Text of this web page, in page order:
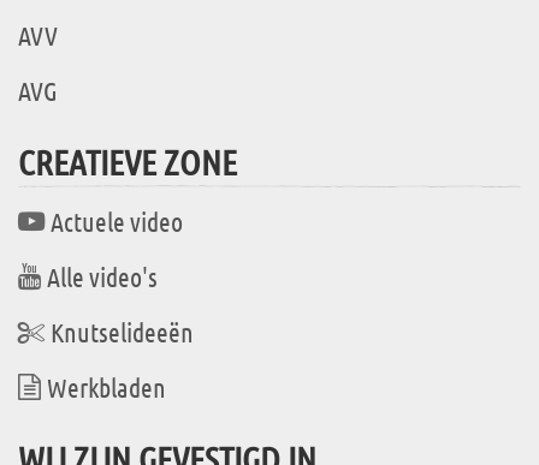
AVV
AVG
CREATIEVE ZONE
Actuele video
Alle video's
Knutselideeën
Werkbladen